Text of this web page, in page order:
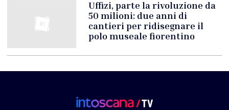
Uffizi, parte la rivoluzione da
50 milioni: due anni di
cantieri per ridisegnare il
polo museale fiorentino